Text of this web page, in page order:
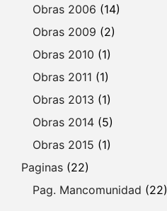
Obras 2006 (14)
Obras 2009 (2)
Obras 2010 (1)
Obras 2011 (1)
Obras 2013 (1)
Obras 2014 (5)
Obras 2015 (1)
Paginas (22)
Pag. Mancomunidad (22)